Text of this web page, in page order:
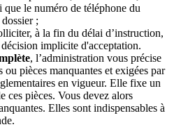
que le numéro de téléphone du
;
à la fin du délai d’instruction,
implicite d'acceptation.
, l’administration vous précise
pièces manquantes et exigées par
en vigueur. Elle fixe un
ces pièces. Vous devez alors
Elles sont indispensables à